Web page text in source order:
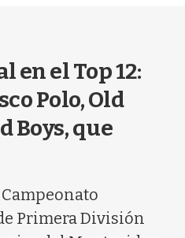
en el Top 12:
Polo, Old
Boys, que
Primera División